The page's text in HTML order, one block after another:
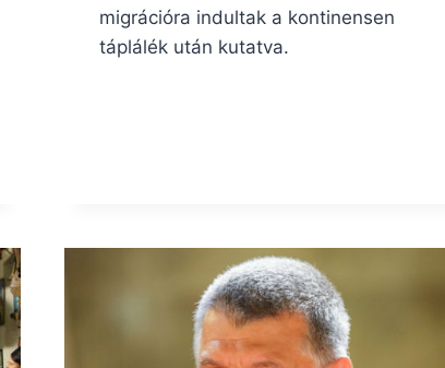
migrációra indultak a kontinensen
táplálék után kutatva.